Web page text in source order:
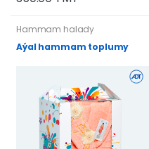
Hammam halady
Aýal hammam toplumy